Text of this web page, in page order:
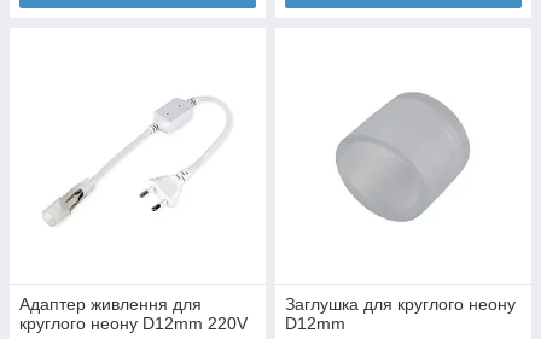
Адаптер живлення для
круглого неону D12mm 220V
Заглушка для круглого неону
D12mm